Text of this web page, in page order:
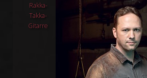
Rakka-
Takka-
Gitarre